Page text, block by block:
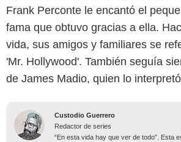
Frank Perconte le encantó el
fama que obtuvo gracias a ella.
vida, sus amigos y familiares se
'Mr. Hollywood'. También seguía
de James Madio, quien lo
Custodio Guerrero
Redactor de series
“En esta vida hay que ver de todo”. Esta